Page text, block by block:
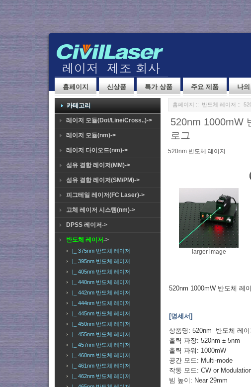
홈페이지 신상품 특가 상품 주요 제품 나
카테고리
레이저 모듈(Dot/Line/Cross..)->
레이저 모듈(nm)->
레이저 다이오드(nm)->
섬유 결합 레이저(MM)->
섬유 결합 레이저(SM/PM)->
피그테일 레이저(FC Laser)->
고체 레이저 시스템(nm)->
DPSS 레이저->
반도체 레이저->
|_ 375nm 반도체 레이저
|_ 395nm 반도체 레이저
|_ 405nm 반도체 레이저
|_ 440nm 반도체 레이저
|_ 442nm 반도체 레이저
|_ 444nm 반도체 레이저
|_ 445nm 반도체 레이저
|_ 450nm 반도체 레이저
|_ 455nm 반도체 레이저
|_ 457nm 반도체 레이저
|_ 460nm 반도체 레이저
|_ 461nm 반도체 레이저
|_ 462nm 반도체 레이저
홈페이지 :: 반도체 레이저 ::
520nm 1000mW
로그
520nm 반도체 레이저
larger image
520nm 1000mW 반도체 레
[명세서]
상품명: 520nm 반도체 레이
출력 파장: 520nm ± 5nm
출력 파워: 1000mW
공간 모드: Multi-mode
작동 모드: CW or
빔 높이: Near 29mm